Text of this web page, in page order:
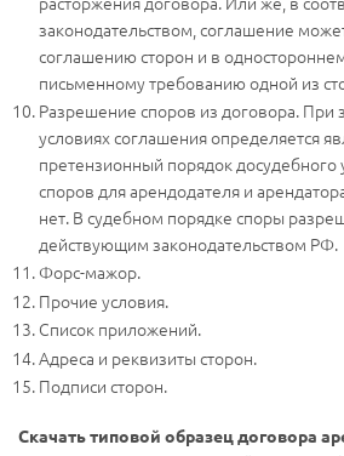
законодательством, соглашение
соглашению сторон и в
письменному требованию одной из
Разрешение споров из договора. При
условиях соглашения определяется
претензионный порядок досудебного
споров для арендодателя и
нет. В судебном порядке споры
действующим законодательством РФ.
Форс-мажор.
Прочие условия.
Список приложений.
Адреса и реквизиты сторон.
Подписи сторон.
Скачать типовой образец договора